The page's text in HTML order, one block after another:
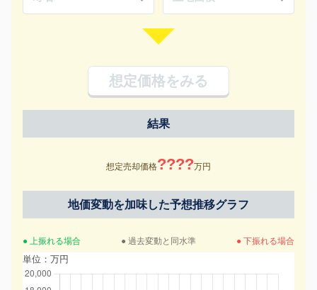
想定価格をみる
結果
想定売却価格????万円
地価変動を加味した予想推移グラフ
● 上振れる場合 ● 過去変動と同水準 ● 下振れる場合
単位：万円